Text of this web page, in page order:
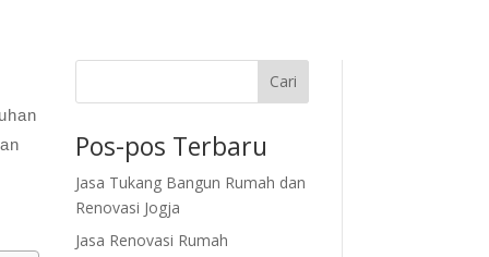
Cari
Pos-pos Terbaru
Jasa Tukang Bangun Rumah dan
Renovasi Jogja
Jasa Renovasi Rumah